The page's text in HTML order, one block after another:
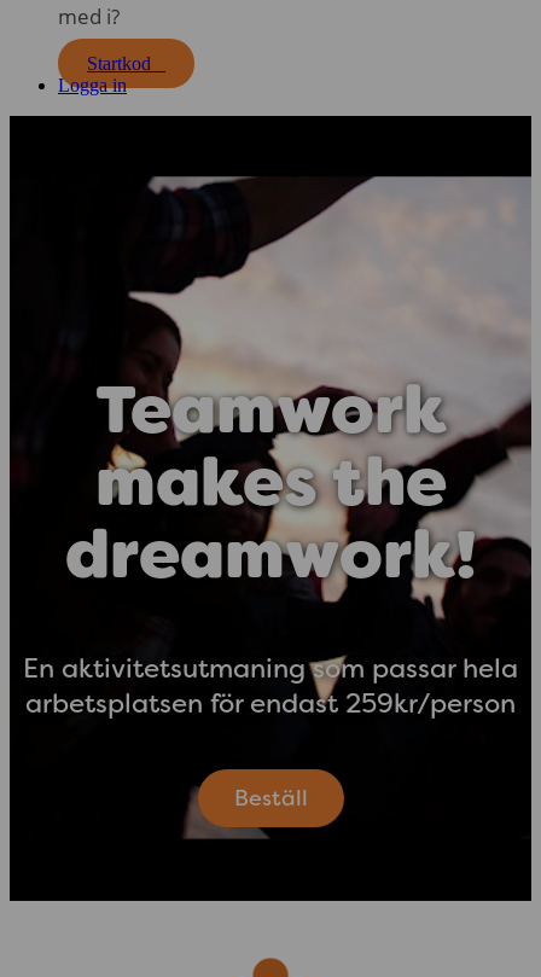
med i?
Startkod
Logga in
Teamwork
makes the
dreamwork!
En aktivitetsutmaning som passar hela
arbetsplatsen för endast 259kr/person
Beställ